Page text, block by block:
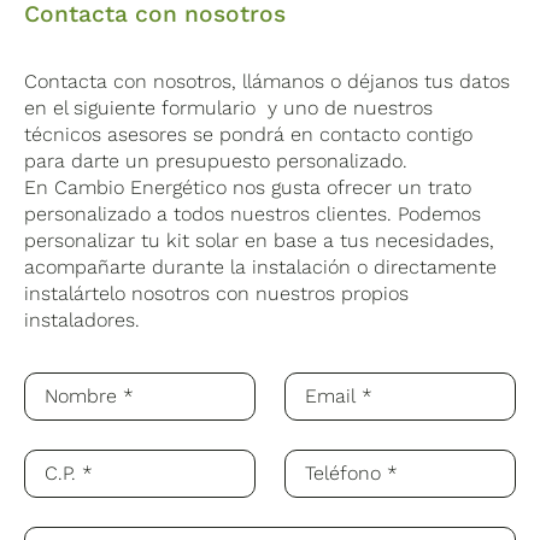
Contacta con nosotros
Contacta con nosotros, llámanos o déjanos tus datos
en el siguiente formulario y uno de nuestros
técnicos asesores se pondrá en contacto contigo
para darte un presupuesto personalizado.
En Cambio Energético nos gusta ofrecer un trato
personalizado a todos nuestros clientes. Podemos
personalizar tu kit solar en base a tus necesidades,
acompañarte durante la instalación o directamente
instalártelo nosotros con nuestros propios
instaladores.